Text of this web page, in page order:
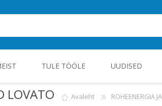
TULE TÖÖLE UUDISED
LOVATO
Avaleht ROHEENERGIA